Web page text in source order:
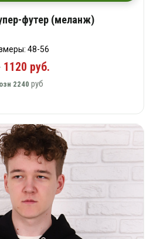
футер (меланж)
48-56
1120 руб.
2240 руб